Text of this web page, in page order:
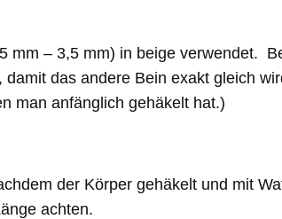
mm – 3,5 mm) in beige verwendet.
das andere Bein exakt gleich
man anfänglich gehäkelt hat.)
der Körper gehäkelt und mit
achten.